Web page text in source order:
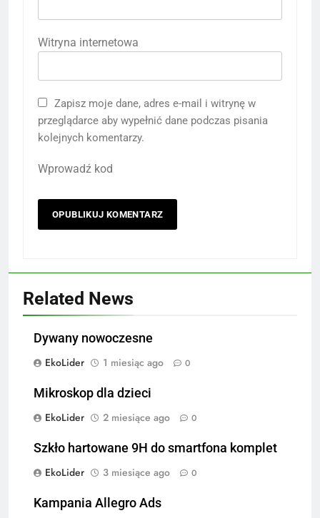
Witryna internetowa
Zapisz moje dane, adres e-mail i witrynę w
przeglądarce aby wypełnić dane podczas pisania
kolejnych komentarzy.
Wprowadź kod
Related News
Dywany nowoczesne
EkoLider
1 miesiąc ago 0
Mikroskop dla dzieci
EkoLider
2 miesiące ago 0
Szkło hartowane 9H do smartfona komplet
EkoLider
3 miesiące ago 0
Kampania Allegro Ads